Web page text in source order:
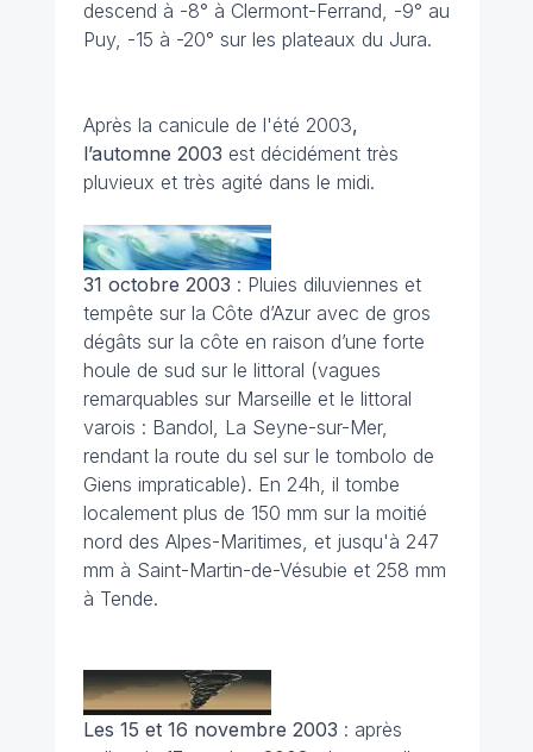
descend à -8° à Clermont-Ferrand, -9° au
Puy, -15 à -20° sur les plateaux du Jura.
Après la canicule de l'été 2003,
l’automne 2003 est décidément très
pluvieux et très agité dans le midi.
31 octobre 2003 : Pluies diluviennes et
tempête sur la Côte d’Azur avec de gros
dégâts sur la côte en raison d’une forte
houle de sud sur le littoral (vagues
remarquables sur Marseille et le littoral
varois : Bandol, La Seyne-sur-Mer,
rendant la route du sel sur le tombolo de
Giens impraticable). En 24h, il tombe
localement plus de 150 mm sur la moitié
nord des Alpes-Maritimes, et jusqu'à 247
mm à Saint-Martin-de-Vésubie et 258 mm
à Tende.
Les 15 et 16 novembre 2003 : après